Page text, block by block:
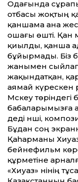
Одағында
отбасы жоқтың
қаншама ана
ошағы өшті. Қан
қиылды, қанша
бұйырмады. Біз
жанымен сыйлап
жақындатқан,
аямай күрескен
Мәскеу төріндегі
бабаларымызға
деді әнші,
Бұдан соң
Қаһарманы
бейнефильм
құрметіне
«Хиуаз» әнінің